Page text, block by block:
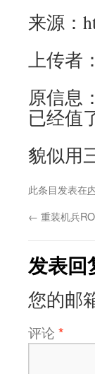
来源：
上传者
原信息
已经值
貌似用
此条目发表在
← 重装机兵
发表回
您的邮
评论 *